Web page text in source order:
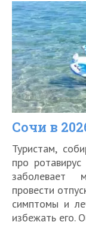
Сочи в
Туристам,
про
заболевает
провести
симптомы и
избежать его.